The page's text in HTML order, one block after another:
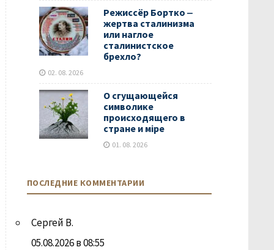
Режиссёр Бортко ‒
жертва сталинизма
или наглое
сталинистское
брехло?
02. 08. 2026
О сгущающейся
символике
происходящего в
стране и мiре
01. 08. 2026
ПОСЛЕДНИЕ КОММЕНТАРИИ
Сергей В.
05.08.2026 в 08:55